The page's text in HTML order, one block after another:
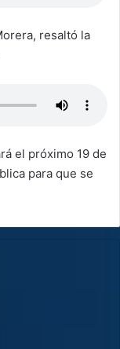
resaltó la
el próximo 19 de
para que se